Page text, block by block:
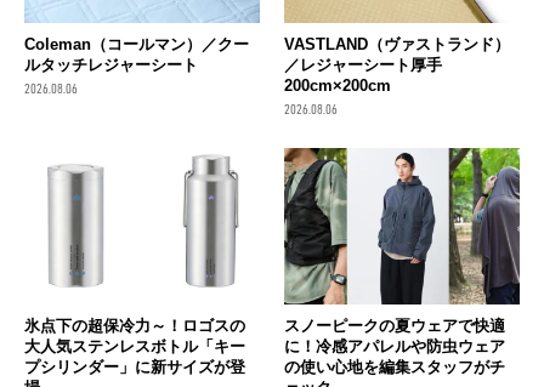
Coleman（コールマン）／クー
ルタッチレジャーシート
2026.08.06
VASTLAND（ヴァストランド）
／レジャーシート厚手
200cm×200cm
2026.08.06
氷点下の超保冷力～！ロゴスの
大人気ステンレスボトル「キー
プシリンダー」に新サイズが登
スノーピークの夏ウェアで快適
に！冷感アパレルや防虫ウェア
の使い心地を編集スタッフがチ